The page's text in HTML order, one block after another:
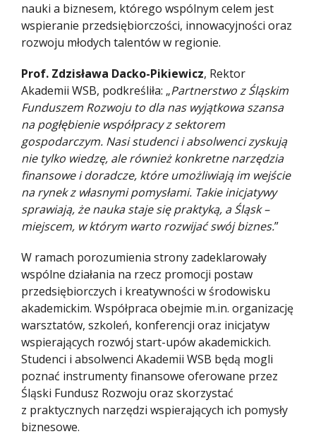
nauki a biznesem, którego wspólnym celem jest
wspieranie przedsiębiorczości, innowacyjności oraz
rozwoju młodych talentów w regionie.
Prof. Zdzisława Dacko-Pikiewicz, Rektor
Akademii WSB, podkreśliła: „Partnerstwo z Śląskim
Funduszem Rozwoju to dla nas wyjątkowa szansa
na pogłębienie współpracy z sektorem
gospodarczym. Nasi studenci i absolwenci zyskują
nie tylko wiedzę, ale również konkretne narzędzia
finansowe i doradcze, które umożliwiają im wejście
na rynek z własnymi pomysłami. Takie inicjatywy
sprawiają, że nauka staje się praktyką, a Śląsk –
miejscem, w którym warto rozwijać swój biznes.”
W ramach porozumienia strony zadeklarowały
wspólne działania na rzecz promocji postaw
przedsiębiorczych i kreatywności w środowisku
akademickim. Współpraca obejmie m.in. organizację
warsztatów, szkoleń, konferencji oraz inicjatyw
wspierających rozwój start-upów akademickich.
Studenci i absolwenci Akademii WSB będą mogli
poznać instrumenty finansowe oferowane przez
Śląski Fundusz Rozwoju oraz skorzystać
z praktycznych narzędzi wspierających ich pomysły
biznesowe.